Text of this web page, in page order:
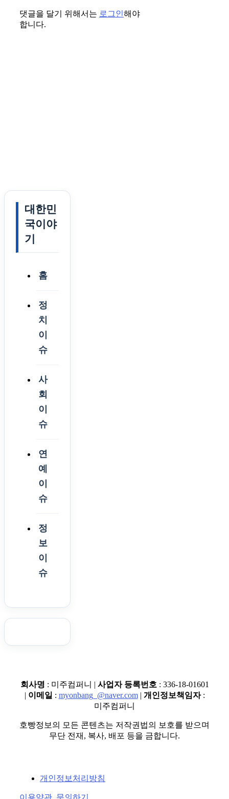
댓글을 달기 위해서는 로그인해야
합니다.
대한민
국이야
기
홈
정
치
이
슈
사
회
이
슈
연
예
이
슈
정
보
이
슈
회사명 : 미주컴퍼니 | 사업자 등록번호 : 336-18-01601
| 이메일 : myonbang_@naver.com| 개인정보책임자:
미주컴퍼니
호빵정보의 모든 콘텐츠는 저작권법의 보호를 받으며
무단 전재, 복사, 배포 등을 금합니다.
개인정보처리방침